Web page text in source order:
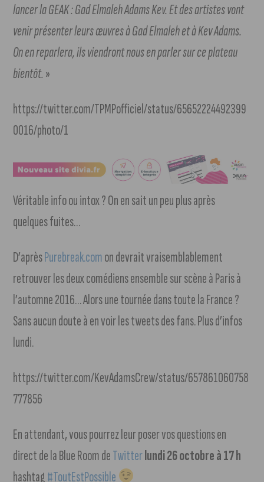
lancer la GEAK : Gad Elmaleh Adams Kev. Et des artistes vont
venir présenter leurs œuvres à Gad Elmaleh et à Kev Adams.
On en reparlera, ils viendront nous en parler sur ce plateau
bientôt.»
https://twitter.com/TPMPofficiel/status/65652224492399
0016/photo/1
Véritable info ou intox ? On en sait un peu plus après
quelques fuites…
D’aprèsPurebreak.comon devrait vraisemblablement
retrouver les deux comédiens ensemble sur scène à Paris à
l’automne 2016… Alors une tournée dans toute la France ?
Sans aucun doute à en voir les tweets des fans. Plus d’infos
lundi.
https://twitter.com/KevAdamsCrew/status/657861060758
777856
En attendant, vous pourrez leur poser vos questions en
direct de la Blue Room deTwitterlundi 26 octobre à 17 h
hashtag#ToutEstPossible